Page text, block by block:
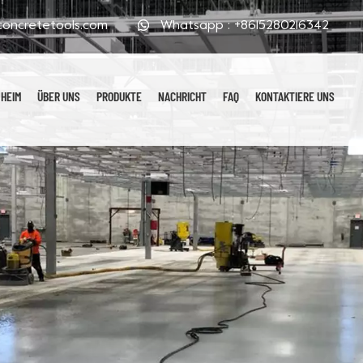
Whatsapp :+8615280216342
HEIM ÜBER UNS PRODUKTE NACHRICHT FAQ KONTAKTIERE UNS